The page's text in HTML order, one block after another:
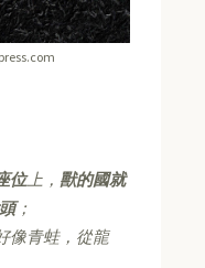
位上， 獸的國就
；
像青蛙，從龍